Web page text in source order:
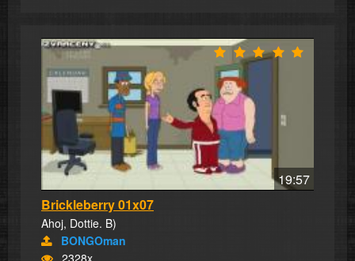
19:57
Brickleberry 01x07
Ahoj, Dottie. B)
BONGOman